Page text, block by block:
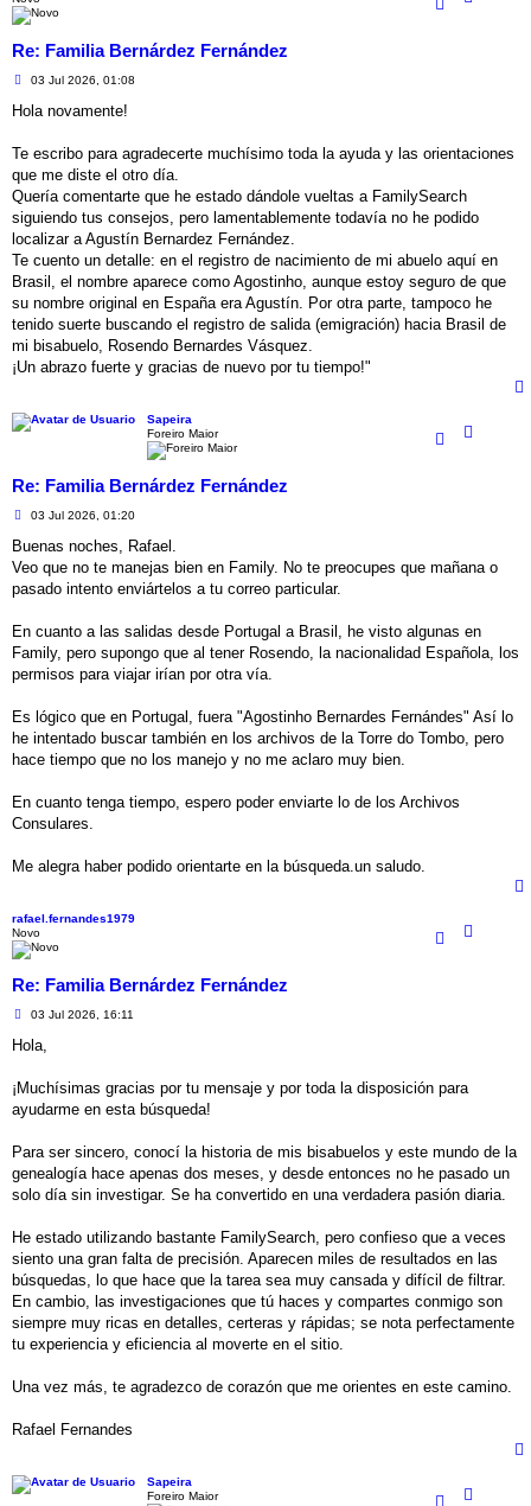
Re: Familia Bernárdez Fernández
M
n
j
03 Jul 2026, 01:08
Hola novamente!
Te escribo para agradecerte muchísimo toda la ayuda y las orientaciones
que me diste el otro día.
​Quería comentarte que he estado dándole vueltas a FamilySearch
siguiendo tus consejos, pero lamentablemente todavía no he podido
localizar a Agustín Bernardez Fernández.
​Te cuento un detalle: en el registro de nacimiento de mi abuelo aquí en
Brasil, el nombre aparece como Agostinho, aunque estoy seguro de que
su nombre original en España era Agustín. Por otra parte, tampoco he
tenido suerte buscando el registro de salida (emigración) hacia Brasil de
mi bisabuelo, Rosendo Bernardes Vásquez.
​¡Un abrazo fuerte y gracias de nuevo por tu tiempo!"
Sapeira
Foreiro Maior
Re: Familia Bernárdez Fernández
M
n
a
j
03 Jul 2026, 01:20
Buenas noches, Rafael.
Veo que no te manejas bien en Family. No te preocupes que mañana o
pasado intento enviártelos a tu correo particular.
En cuanto a las salidas desde Portugal a Brasil, he visto algunas en
Family, pero supongo que al tener Rosendo, la nacionalidad Española, los
permisos para viajar irían por otra vía.
Es lógico que en Portugal, fuera "Agostinho Bernardes Fernándes" Así lo
he intentado buscar también en los archivos de la Torre do Tombo, pero
hace tiempo que no los manejo y no me aclaro muy bien.
En cuanto tenga tiempo, espero poder enviarte lo de los Archivos
Consulares.
Me alegra haber podido orientarte en la búsqueda.un saludo.
rafael.fernandes1979
Novo
Re: Familia Bernárdez Fernández
M
n
j
03 Jul 2026, 16:11
Hola,
¡Muchísimas gracias por tu mensaje y por toda la disposición para
ayudarme en esta búsqueda!
Para ser sincero, conocí la historia de mis bisabuelos y este mundo de la
genealogía hace apenas dos meses, y desde entonces no he pasado un
solo día sin investigar. Se ha convertido en una verdadera pasión diaria.
He estado utilizando bastante FamilySearch, pero confieso que a veces
siento una gran falta de precisión. Aparecen miles de resultados en las
búsquedas, lo que hace que la tarea sea muy cansada y difícil de filtrar.
En cambio, las investigaciones que tú haces y compartes conmigo son
siempre muy ricas en detalles, certeras y rápidas; se nota perfectamente
tu experiencia y eficiencia al moverte en el sitio.
Una vez más, te agradezco de corazón que me orientes en este camino.
Rafael Fernandes
Sapeira
Foreiro Maior